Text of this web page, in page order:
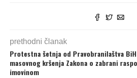
prethodni članak
Protestna šetnja od Pravobranilaštva
masovnog kršenja Zakona o zabrani
imovinom